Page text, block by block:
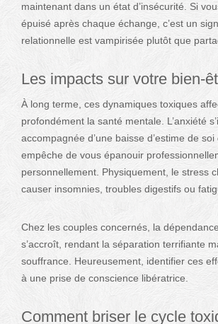
maintenant dans un état d’insécurité. Si
épuisé après chaque échange, c’est un
relationnelle est vampirisée plutôt que
Les impacts sur votre bien-
À long terme, ces dynamiques toxiques
profondément la santé mentale. L’anxiété
accompagnée d’une baisse d’estime de
empêche de vous épanouir
personnellement. Physiquement, le stress
causer insomnies, troubles digestifs ou
Chez les couples concernés, la
s’accroît, rendant la séparation terrifiante
souffrance. Heureusement, identifier ces
à une prise de conscience libératrice.
Comment briser le cycle